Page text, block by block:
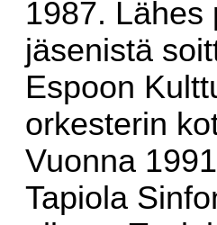
1987. Lähes
jäsenistä
Espoon
orkesterin
Vuonna
Tapiola